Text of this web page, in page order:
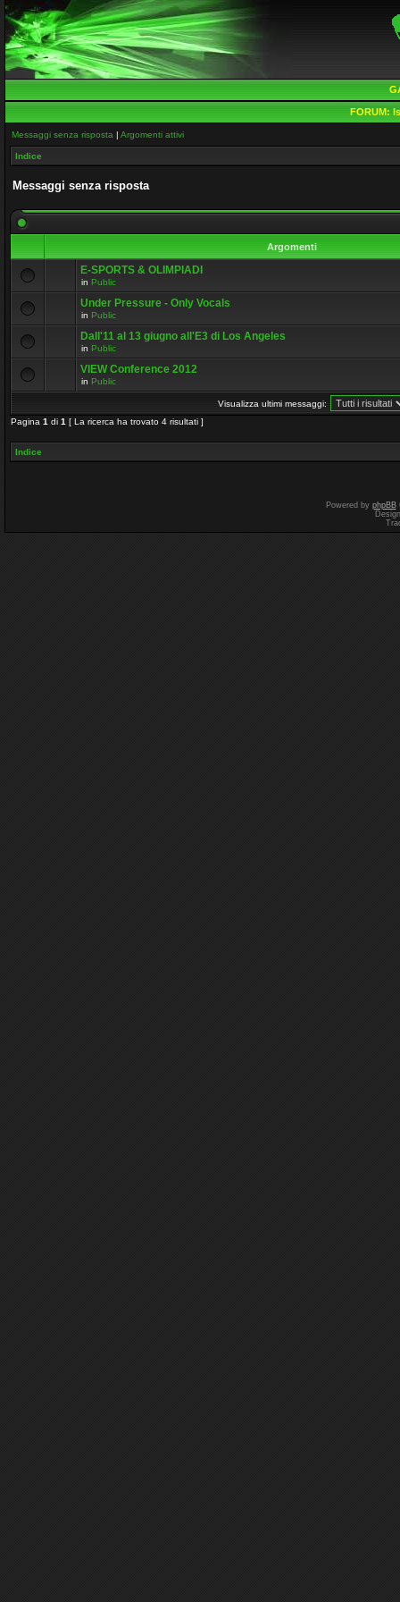
FORUM:
Messaggi senza risposta | Argomenti attivi
Indice
Messaggi senza risposta
Argomenti
E-SPORTS & OLIMPIADI
in Public
Under Pressure - Only Vocals
in Public
Dall'11 al 13 giugno all'E3 di Los Angeles
in Public
VIEW Conference 2012
in Public
Visualizza ultimi messaggi:
Pagina 1 di 1 [ La ricerca ha trovato 4 risultati ]
Indice
Powered by phpBB